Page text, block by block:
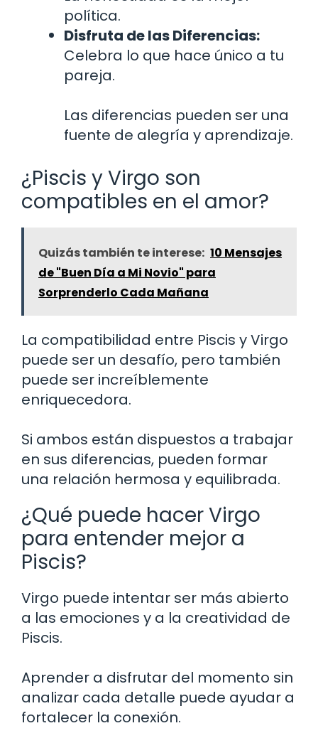
política.
Disfruta de las Diferencias:
Celebra lo que hace único a tu
pareja.
Las diferencias pueden ser una
fuente de alegría y aprendizaje.
¿Piscis y Virgo son
compatibles en el amor?
Quizás también te interese: 10 Mensajes
de "Buen Día a Mi Novio" para
Sorprenderlo Cada Mañana
La compatibilidad entre Piscis y Virgo
puede ser un desafío, pero también
puede ser increíblemente
enriquecedora.
Si ambos están dispuestos a trabajar
en sus diferencias, pueden formar
una relación hermosa y equilibrada.
¿Qué puede hacer Virgo
para entender mejor a
Piscis?
Virgo puede intentar ser más abierto
a las emociones y a la creatividad de
Piscis.
Aprender a disfrutar del momento sin
analizar cada detalle puede ayudar a
fortalecer la conexión.